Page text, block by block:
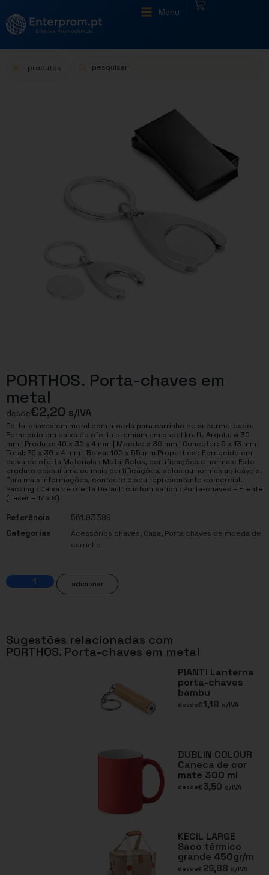
Menu
produtos
PORTHOS. Porta-chaves em
metal
desde€2,20 s/IVA
Porta-chaves em metal com moeda para carrinho de supermercado.
Fornecido em caixa de oferta premium em papel kraft. Argola: ø 30
mm | Produto: 40 x 30 x 4 mm | Moeda: ø 30 mm | Conector: 5 x 13 mm |
Total: 75 x 30 x 4 mm | Bolsa: 100 x 55 mm Properties : Fornecido em
caixa de oferta Materials : Metal Selos, certificações e normas: Este
produto possui uma ou mais certificações, selos ou normas aplicáveis.
Para mais informações, contacte o seu representante comercial.
Packing : Caixa de oferta Default customisation : Porta-chaves – Frente
(Laser – 17 x 8)
Referência
561.93399
Categorias
Acessórios chaves, Casa, Porta chaves de moeda de
carrinho
adicionar
Sugestões relacionadas com
PORTHOS. Porta-chaves em metal
PIANTI Lanterna
porta-chaves
bambu
desde€1,18 s/IVA
DUBLIN COLOUR
Caneca de cor
mate 300 ml
desde€3,50 s/IVA
KECIL LARGE
Saco térmico
grande 450gr/m
desde€29,88 s/IVA